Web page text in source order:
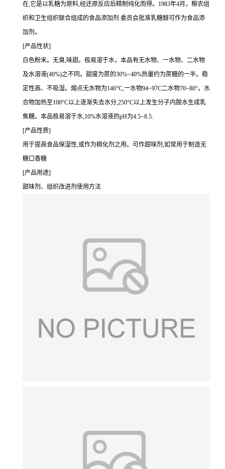
在,它是以乳糖为原料,经还原反应后精制纯化而得。1983年4月，粮农组
织和卫生组织联合组成的食品添加剂 委员会批准乳糖醇可作为食品添
加剂。
[产品性状]
白色粉末。无臭,味甜。极易溶于水，本品有无水物、一水物、二水物
及水溶液(40%)之不同。甜度为蔗的30%~40%热量约为蔗糖的一半。稳
定性高、不吸湿。熔点无水物为146°C,一水物94~97C二水物70~80°。水
合物加热至100°C以上逐渐失去水分,250°C以上发生分子内脱水生成乳
焦糖。本品极易溶于水,10%水溶液的pH为4.5~8.5.
[产品性质]
用于提高食品保湿性,或作为稠化剂之用。可作甜味剂,如常用于制造无
糖口香糖
[产品用途]
甜味剂、组织改进剂使用方法